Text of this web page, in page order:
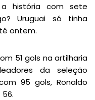
história com sete
Uruguai só tinha
ontem.
51 gols na artilharia
da seleção
95 gols, Ronaldo